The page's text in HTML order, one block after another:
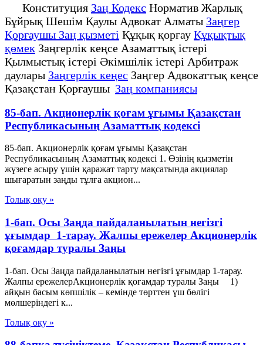
Конституция Заң Кодекс Норматив Жарлық
Бұйрық Шешім Қаулы Адвокат Алматы Заңгер
Қорғаушы Заң қызметі Құқық қорғау Құқықтық
қөмек Заңгерлік кеңсе Азаматтық істері
Қылмыстық істері Әкімшілік істері Арбитраж
даулары Заңгерлік кеңес Заңгер Адвокаттық кеңсе
Қазақстан Қорғаушы Заң компаниясы
85-бап. Акционерлiк қоғам ұғымы Қазақстан
Республикасының Азаматтық кодексi
85-бап. Акционерлiк қоғам ұғымы Қазақстан
Республикасының Азаматтық кодексi 1. Өзiнiң қызметiн
жүзеге асыру үшiн қаражат тарту мақсатында акциялар
шығаратын заңды тұлға акцион...
Толық оқу »
1-бап. Осы Заңда пайдаланылатын негізгі
ұғымдар 1-тарау. Жалпы ережелер Акционерлік
қоғамдар туралы Заңы
1-бап. Осы Заңда пайдаланылатын негізгі ұғымдар 1-тарау.
Жалпы ережелерАкционерлік қоғамдар туралы Заңы 1)
айқын басым көпшілік – кемінде төрттен үш бөлігі
мөлшеріндегі к...
Толық оқу »